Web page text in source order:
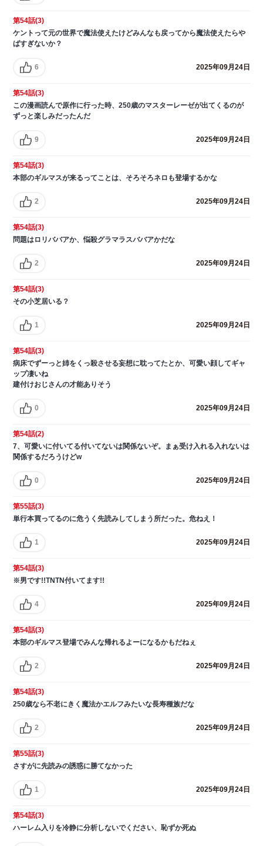
第54話(3)
ケントって元の世界で魔法使えたけどみんなも戻ってから魔法使えたらや
ばすぎないか？
6 2025年09月24日
第54話(3)
この漫画読んで原作に行った時、250歳のマスターレーゼが出てくるのが
ずっと楽しみだったんだ
9 2025年09月24日
第54話(3)
本部のギルマスが来るってことは、そろそろネロも登場するかな
2 2025年09月24日
第54話(3)
問題はロリババアか、悩殺グラマラスババアかだな
2 2025年09月24日
第54話(3)
その小芝居いる？
1 2025年09月24日
第54話(3)
病床でずーっと姉をくっ殺させる妄想に耽ってたとか、可愛い顔してギャ
ップ凄いね
建付けおじさんの才能ありそう
0 2025年09月24日
第54話(2)
7、可愛いに付いてる付いてないは関係ないぞ。まぁ受け入れる入れないは
関係するだろうけどw
0 2025年09月24日
第55話(3)
単行本買ってるのに危うく先読みしてしまう所だった。危ねえ！
1 2025年09月24日
第54話(3)
※男です!!TNTN付いてます!!
4 2025年09月24日
第54話(3)
本部のギルマス登場でみんな帰れるよーになるかもだねぇ
2 2025年09月24日
第54話(3)
250歳なら不老にきく魔法かエルフみたいな長寿種族だな
2 2025年09月24日
第55話(3)
さすがに先読みの誘惑に勝てなかった
1 2025年09月24日
第54話(3)
ハーレム入りを冷静に分析しないでください、恥ずか死ぬ